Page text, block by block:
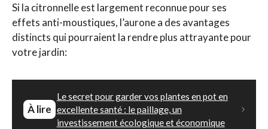
Si la citronnelle est largement reconnue pour ses
effets anti-moustiques, l’aurone a des avantages
distincts qui pourraient la rendre plus attrayante pour
votre jardin:
À lire
Le secret pour garder vos plantes en pot en
excellente santé : le paillage, un
investissement écologique et économique